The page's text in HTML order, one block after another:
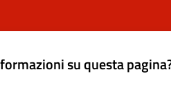
su questa